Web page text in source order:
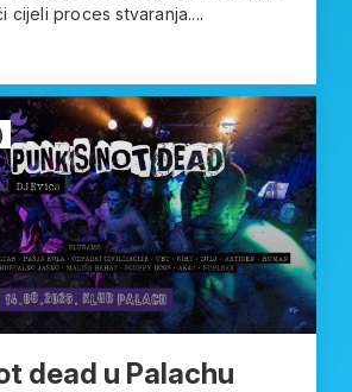
cijeli proces stvaranja....
dead u Palachu